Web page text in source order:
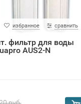
избранное сравнить
фильтр для воды
AUS2-N